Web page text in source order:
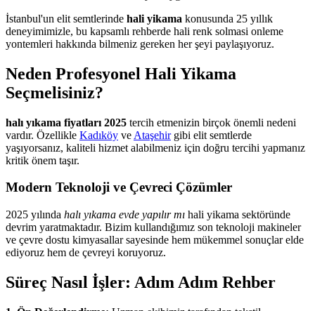
İstanbul'un elit semtlerinde hali yikama konusunda 25 yıllık
deneyimimizle, bu kapsamlı rehberde hali renk solmasi onleme
yontemleri hakkında bilmeniz gereken her şeyi paylaşıyoruz.
Neden Profesyonel Hali Yikama
Seçmelisiniz?
halı yıkama fiyatları 2025 tercih etmenizin birçok önemli nedeni
vardır. Özellikle Kadıköy ve Ataşehirgibi elit semtlerde
yaşıyorsanız, kaliteli hizmet alabilmeniz için doğru tercihi yapmanız
kritik önem taşır.
Modern Teknoloji ve Çevreci Çözümler
2025 yılında halı yıkama evde yapılır mı hali yikama sektöründe
devrim yaratmaktadır. Bizim kullandığımız son teknoloji makineler
ve çevre dostu kimyasallar sayesinde hem mükemmel sonuçlar elde
ediyoruz hem de çevreyi koruyoruz.
Süreç Nasıl İşler: Adım Adım Rehber